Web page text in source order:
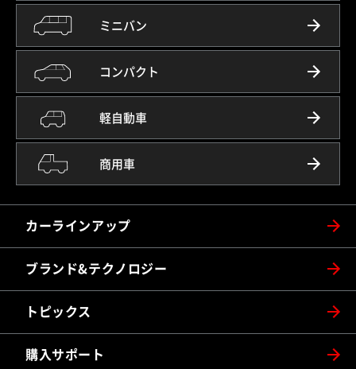
ミニバン
コンパクト
軽自動車
商用車
カーラインアップ
ブランド&テクノロジー
トピックス
購入サポート